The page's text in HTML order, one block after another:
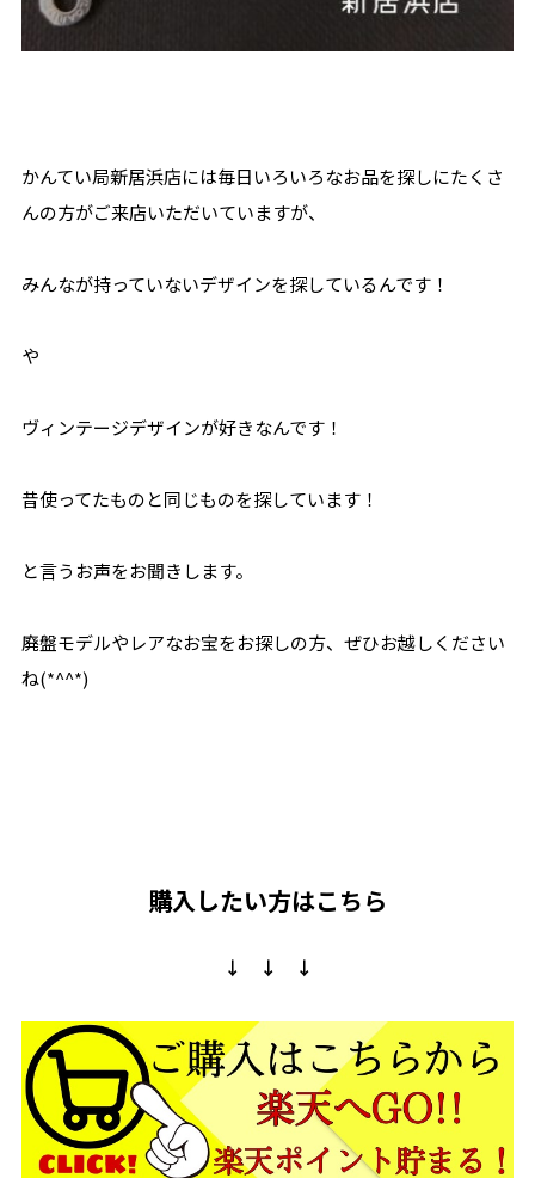
かんてい局新居浜店には毎日いろいろなお品を探しにたくさ
んの方がご来店いただいていますが、
みんなが持っていないデザインを探しているんです！
や
ヴィンテージデザインが好きなんです！
昔使ってたものと同じものを探しています！
と言うお声をお聞きします。
廃盤モデルやレアなお宝をお探しの方、ぜひお越しください
ね(*^^*)
購入したい方はこちら
↓ ↓ ↓